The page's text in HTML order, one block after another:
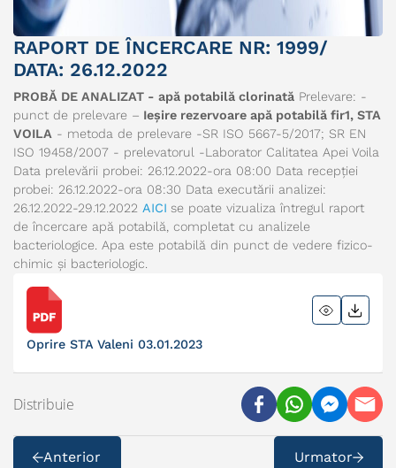
RAPORT DE ÎNCERCARE NR: 1999/
DATA: 26.12.2022
PROBĂ DE ANALIZAT - apă potabilă clorinată Prelevare: -
punct de prelevare – Ieșire rezervoare apă potabilă fir1, STA
VOILA - metoda de prelevare -SR ISO 5667-5/2017; SR EN
ISO 19458/2007 - prelevatorul -Laborator Calitatea Apei Voila
Data prelevării probei: 26.12.2022-ora 08:00 Data recepției
probei: 26.12.2022-ora 08:30 Data executării analizei:
26.12.2022-29.12.2022 AICI se poate vizualiza întregul raport
de încercare apă potabilă, completat cu analizele
bacteriologice. Apa este potabilă din punct de vedere fizico-
chimic și bacteriologic.
Oprire STA Valeni 03.01.2023
Distribuie
Anterior Urmator